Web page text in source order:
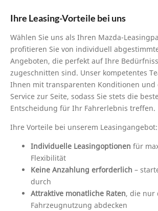
Ihre Leasing-Vorteile bei uns
Wählen Sie uns als Ihren Mazda-
profitieren Sie von individuell
Angeboten, die perfekt auf Ihre
zugeschnitten sind. Unser kompetentes
Ihnen mit transparenten Konditionen und
Service zur Seite, sodass Sie stets die
Entscheidung für Ihr Fahrerlebnis treffen.
Ihre Vorteile bei unserem Leasingangebot:
Individuelle Leasingoptionen für
Flexibilität
Keine Anzahlung erforderlich –
durch
Attraktive monatliche Raten, die nur
Fahrzeugnutzung abdecken